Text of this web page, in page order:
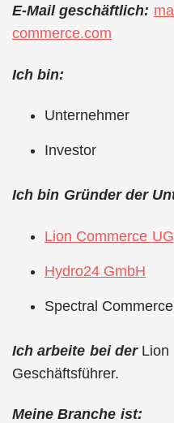
E-Mail geschäftlich:
commerce.com
Ich bin:
Unternehmer
Investor
Ich bin Gründer der
Lion Commerce UG
Hydro24 GmbH
Spectral
Ich arbeite bei der Lion
Geschäftsführer.
Meine Branche ist: